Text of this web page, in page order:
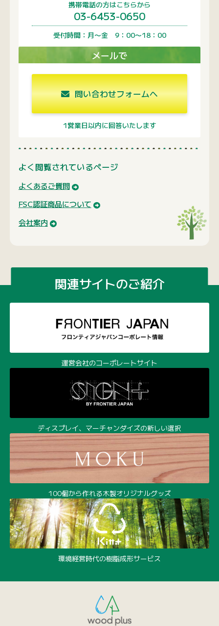
携帯電話の方はこちらから
03-6453-0650
受付時間：月〜金 9：00〜18：00
メールで
問い合わせフォームへ
1営業日以内に回答いたします
よく閲覧されているページ
よくあるご質問
FSC認証商品について
会社案内
関連サイトのご紹介
運営会社のコーポレートサイト
ディスプレイ、マーチャンダイズの新しい選択
100個から作れる木製オリジナルグッズ
環境経営時代の樹脂成形サービス